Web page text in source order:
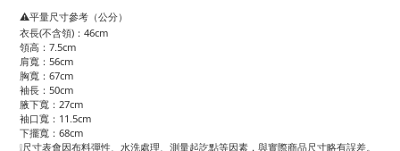
⚠️平量尺寸參考（公分）
衣長(不含領)：46cm
領高：7.5cm
肩寬：56cm
胸寬：67cm
袖長：50cm
腋下寬：27cm
袖口寬：11.5cm
下擺寬：68cm
❕尺寸表會因布料彈性、水洗處理、測量起訖點等因素，與實際商品尺寸略有誤差。